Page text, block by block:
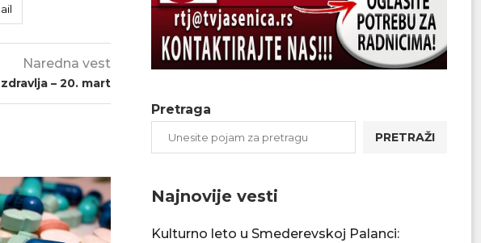
Naredna vest
– 20. mart
Pretraga
PRETRAŽI
Najnovije vesti
Kulturno leto u Smederevskoj Palanci: